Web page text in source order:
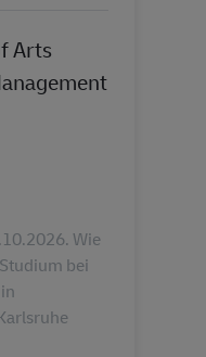
Arts
Wie
bei